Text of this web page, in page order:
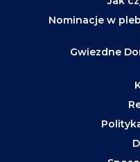
Nominacje w
Gwiezdne